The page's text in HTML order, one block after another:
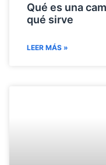
Qué es una
qué sirve
LEER MÁS »